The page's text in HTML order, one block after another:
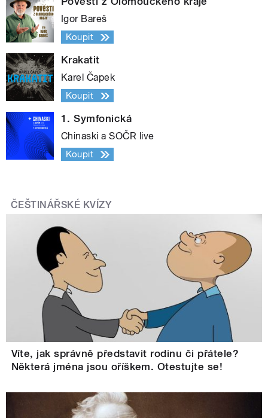
Igor Bareš
Koupit
Krakatit
Karel Čapek
Koupit
1. Symfonická
Chinaski a SOČR live
Koupit
ČEŠTINÁŘSKÉ KVÍZY
Víte, jak správně představit rodinu či přátele?
Některá jména jsou oříškem. Otestujte se!